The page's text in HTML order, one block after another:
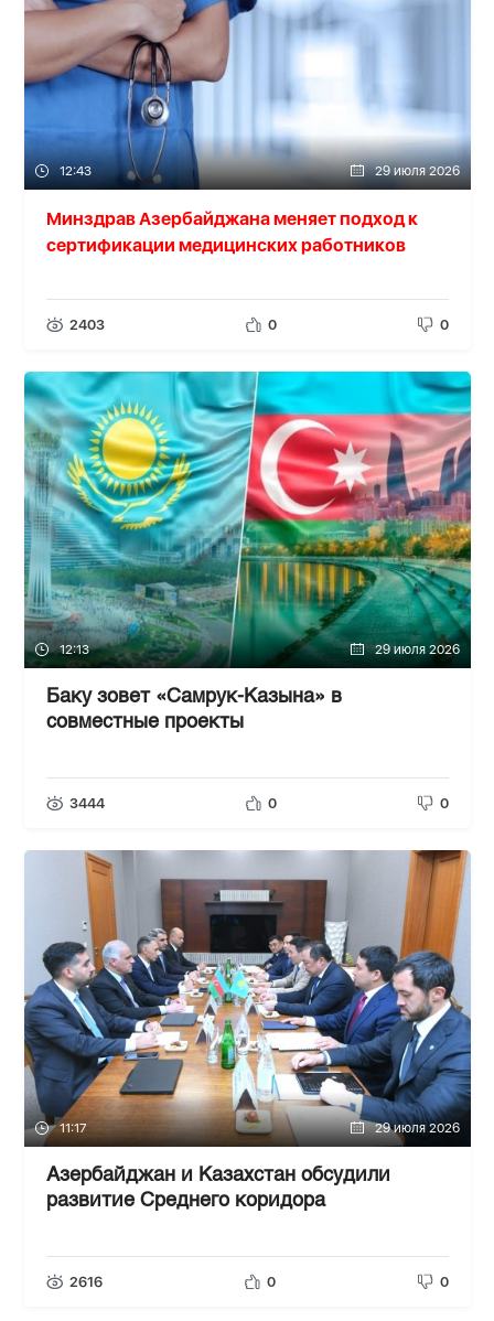
12:43 29 июля 2026
Минздрав Азербайджана меняет подход к
сертификации медицинских работников
2403 0 0
12:13 29 июля 2026
Баку зовет «Самрук-Казына» в
совместные проекты
3444 0 0
11:17 29 июля 2026
Азербайджан и Казахстан обсудили
развитие Среднего коридора
2616 0 0